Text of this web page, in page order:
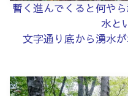
暫く進んでくると何や
水と
文字通り底から湧水